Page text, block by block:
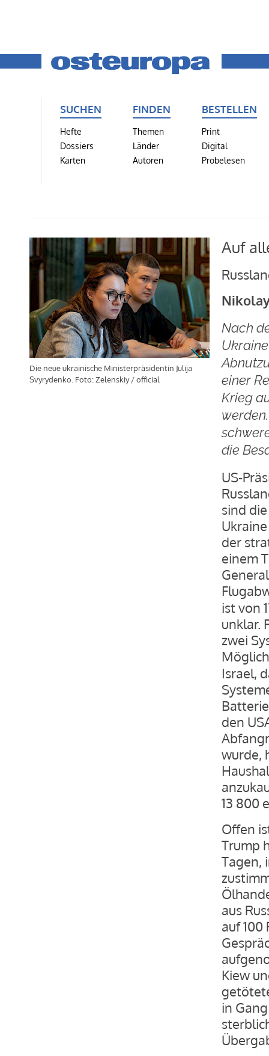
SUCHEN
Hefte
Dossiers
Karten
FINDEN
Themen
Länder
Autoren
BESTELLEN
Print
Digital
Probelesen
Die neue ukrainische Ministerpräsidentin Julija
Svyrydenko. Foto: Zelenskiy / official
Auf
Nach
einer
Krieg
die
US-
sind
der
einem
ist von
unklar.
zwei
Israel,
den
wurde,
13 800
Offen
Trump
Tagen,
aus
auf
Kiew
in